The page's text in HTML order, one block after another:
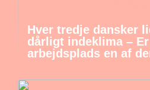
Hver tredje dansker
dårligt indeklima –
arbejdsplads en af